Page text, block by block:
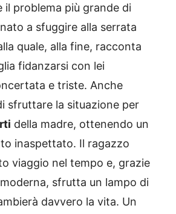
il problema più grande di
a sfuggire alla serrata
quale, alla fine, racconta
fidanzarsi con lei
e triste. Anche
sfruttare la situazione per
della madre, ottenendo un
inaspettato. Il ragazzo
viaggio nel tempo e, grazie
sfrutta un lampo di
davvero la vita. Un